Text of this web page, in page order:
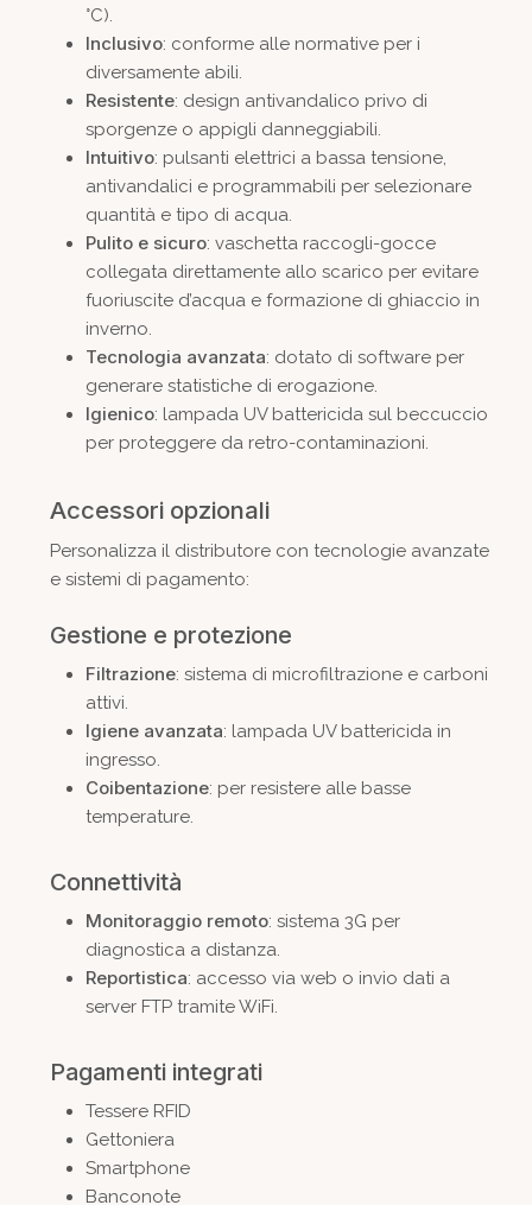
°C).
Inclusivo: conforme alle normative per i
diversamente abili.
Resistente: design antivandalico privo di
sporgenze o appigli danneggiabili.
Intuitivo: pulsanti elettrici a bassa tensione,
antivandalici e programmabili per selezionare
quantità e tipo di acqua.
Pulito e sicuro: vaschetta raccogli-gocce
collegata direttamente allo scarico per evitare
fuoriuscite d’acqua e formazione di ghiaccio in
inverno.
Tecnologia avanzata: dotato di software per
generare statistiche di erogazione.
Igienico: lampada UV battericida sul beccuccio
per proteggere da retro-contaminazioni.
Accessori opzionali
Personalizza il distributore con tecnologie avanzate
e sistemi di pagamento:
Gestione e protezione
Filtrazione: sistema di microfiltrazione e carboni
attivi.
Igiene avanzata: lampada UV battericida in
ingresso.
Coibentazione: per resistere alle basse
temperature.
Connettività
Monitoraggio remoto: sistema 3G per
diagnostica a distanza.
Reportistica: accesso via web o invio dati a
server FTP tramite WiFi.
Pagamenti integrati
Tessere RFID
Gettoniera
Smartphone
Banconote